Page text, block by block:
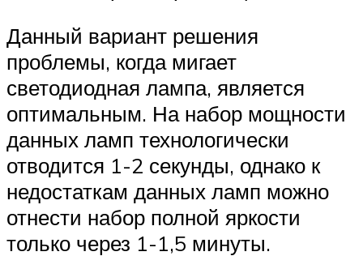
Данный вариант решения
проблемы, когда мигает
светодиодная лампа, является
оптимальным. На набор мощности
данных ламп технологически
отводится 1-2 секунды, однако к
недостаткам данных ламп можно
отнести набор полной яркости
только через 1-1,5 минуты.